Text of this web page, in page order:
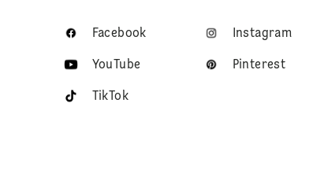
Facebook Instagram
YouTube Pinterest
TikTok